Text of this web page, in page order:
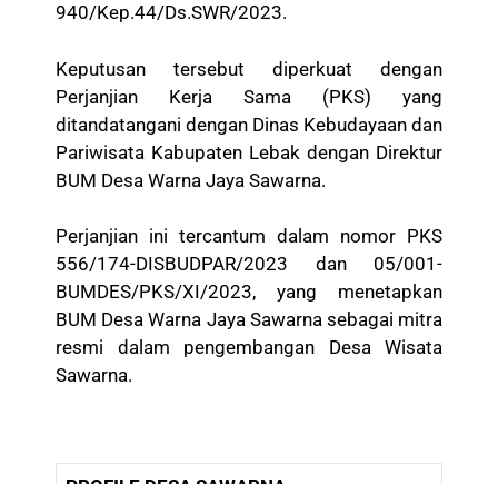
940/Kep.44/Ds.SWR/2023.
Keputusan tersebut diperkuat dengan
Perjanjian Kerja Sama (PKS) yang
ditandatangani dengan Dinas Kebudayaan dan
Pariwisata Kabupaten Lebak dengan Direktur
BUM Desa Warna Jaya Sawarna.
Perjanjian ini tercantum dalam nomor PKS
556/174-DISBUDPAR/2023 dan 05/001-
BUMDES/PKS/XI/2023, yang menetapkan
BUM Desa Warna Jaya Sawarna sebagai mitra
resmi dalam pengembangan Desa Wisata
Sawarna.